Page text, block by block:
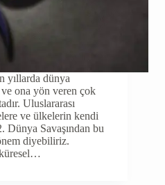
dünya
ona yön veren çok
Uluslararası
ve ülkelerin kendi
Dünya Savaşından bu
diyebiliriz.